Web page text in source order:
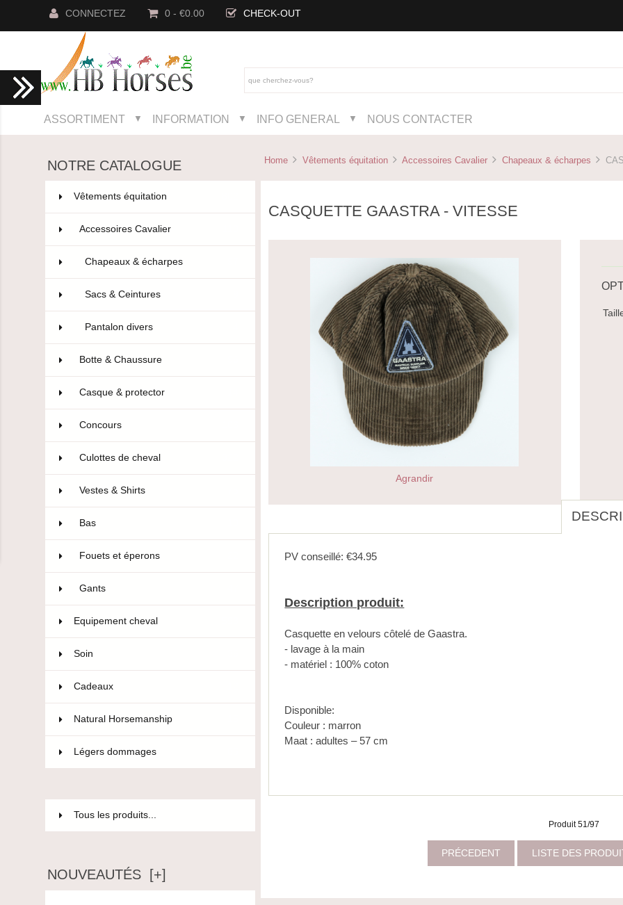
CONNECTEZ 0 - €0.00 CHECK-OUT
ASSORTIMENT ▼ INFORMATION ▼ INFO GENERAL ▼ NOUS CONTACTER
NOTRE CATALOGUE
Vêtements équitation
Accessoires Cavalier
Chapeaux & écharpes
Sacs & Ceintures
Pantalon divers
Botte & Chaussure
Casque & protector
Concours
Culottes de cheval
Vestes & Shirts
Bas
Fouets et éperons
Gants
Equipement cheval
Soin
Cadeaux
Natural Horsemanship
Légers dommages
Tous les produits...
NOUVEAUTÉS [+]
Home Vêtements équitation Accessoires Cavalier Chapeaux & écharpes
CASQUETTE GAASTRA - VITESSE
Agrandir
PV conseillé: €34.95
Description produit:
Casquette en velours côtelé de Gaastra.
- lavage à la main
- matériel : 100% coton
Disponible:
Couleur : marron
Maat : adultes – 57 cm
Produit 51/97
PRÉCEDENT LISTE DES